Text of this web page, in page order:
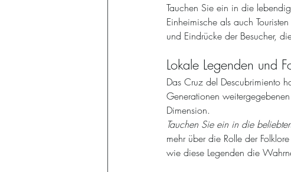
Tauchen Sie ein in die
Einheimische als auch
und Eindrücke der Besucher,
Lokale Legenden und
Das Cruz del Descubrimiento
Generationen
Dimension.
Tauchen Sie ein in die
mehr über die Rolle der
wie diese Legenden die